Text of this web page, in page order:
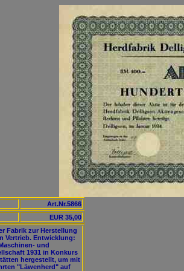
Art.Nr.5866
EUR 35,00
Fabrik zur Herstellung
Vertrieb. Entwicklung:
und
1931 in Konkurs
hergestellt, um mit
"Läwenherd" auf